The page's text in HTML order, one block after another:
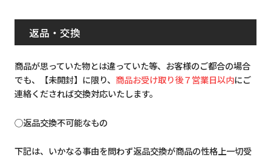
返品・交換
商品が思っていた物とは違っていた等、お客様のご都合の場合
でも、【未開封】に限り、 商品お受け取り後７営業日以内にご
連絡くだされば交換対応いたします。
◯返品交換不可能なもの
下記は、いかなる事由を問わず返品交換が商品の性格上一切受